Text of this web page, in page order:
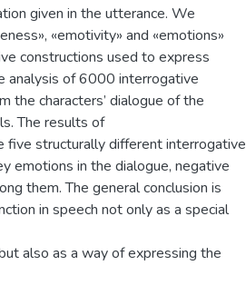
given in the utterance. We
«emotivity» and «emotions»
constructions used to express
analysis of 6000 interrogative
the characters’ dialogue of the
The results of
structurally different interrogative
emotions in the dialogue, negative
them. The general conclusion is
in speech not only as a special
also as a way of expressing the